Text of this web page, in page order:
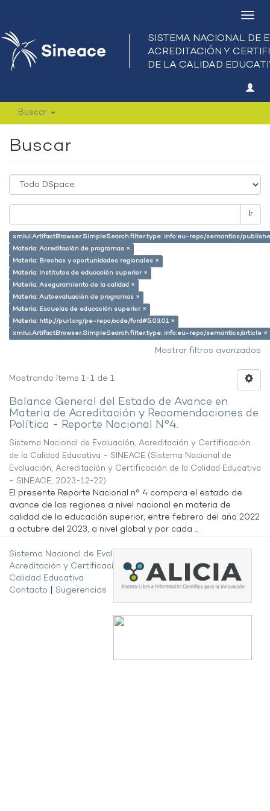
Buscar
Buscar
Ir
xmlui.ArtifactBrowser.SimpleSearch.filter.type: info:eu-repo/semantics/
Materia: Acreditación de programas ×
Materia: Brechas y oportunidades regionales ×
Materia: Institutos de educación superior ×
Materia: Aseguramiento de la calidad ×
Materia: Autoevaluación de programas ×
Materia: Escuelas de educación superior ×
Materia: http://purl.org/pe-repo/ocde/ford#5.03.01 ×
xmlui.ArtifactBrowser.SimpleSearch.filter.type: info:eu-repo/semantics/article ×
Mostrar filtros avanzados
Mostrando ítems 1-1 de 1
Balance General del Estado de Avance en
Materia de Acreditación y Recomendaciones de
Política - Reporte Nacional N°4.
Sistema Nacional de Evaluación, Acreditación y Certificación
de la Calidad Educativa - SINEACE (Sistema Nacional de
Evaluación, Acreditación y Certificación de la Calidad Educativa
- SINEACE, 2023-12-22)
El presente Reporte Nacional n° 4 compara el estado de
avance de las regiones a nivel nacional en materia de
calidad de la educación superior, entre febrero del año 2022
a octubre del 2023, a nivel global y por cada ...
Sistema Nacional de Evaluación,
Acreditación y Certificación de la
Calidad Educativa
Contacto
Sugerencias